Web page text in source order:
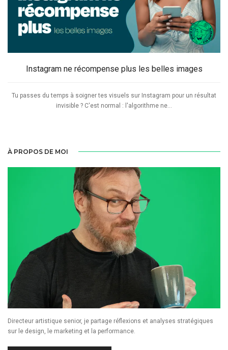
Instagram ne récompense plus les belles images
Tu passes du temps à soigner tes visuels sur Instagram pour un résultat
invisible ? C'est normal : l'algorithme ne...
À PROPOS DE MOI
Directeur artistique senior, je partage réflexions et analyses stratégiques
sur le design, le marketing et la performance.